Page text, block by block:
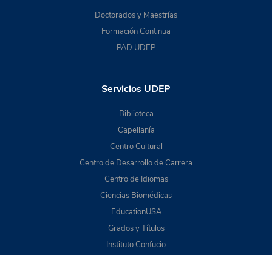
Doctorados y Maestrías
Formación Continua
PAD UDEP
Servicios UDEP
Biblioteca
Capellanía
Centro Cultural
Centro de Desarrollo de Carrera
Centro de Idiomas
Ciencias Biomédicas
EducationUSA
Grados y Títulos
Instituto Confucio